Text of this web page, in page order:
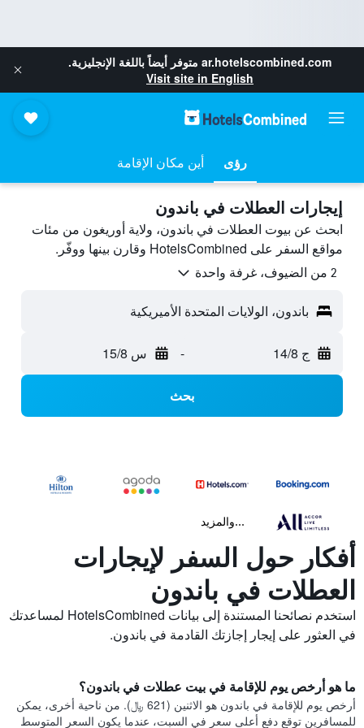
ar.hotelscombined.com متوفر أيضاً باللغة الإنجليزية.
Visit site in English
رؤى أين مكان الإقامة
إيجارات العطلات في باندون
ابحث عن بيوت العطلات في باندون، ولاية أوريغون من مئات
مواقع السفر على HotelsCombined وقارن بينها ووفّر.
2 من الضيوف، غرفة واحدة
باندون، الولايات المتحدة الأميريكية
ج 14/8 - س 15/8
بحث
...والمزيد
أفكار حول السفر لإيجارات
العطلات في باندون
استخدم نصائحنا المستندة إلى بيانات HotelsCombined لمساعدتك
في العثور على إيجار إجازتك القادمة في باندون.
ما هو أرخص يوم للإقامة في بيت عطلات في باندون؟
أرخص يوم للإقامة في باندون هو الاثنين (621 ﷼). من ناحية أخرى، يمكن
للمسافرين توقع دفع أعلى سعر في السبت، عندما يكون السعر المتوسط